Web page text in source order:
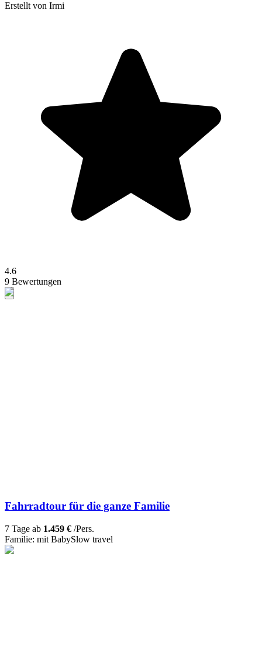
Erstellt von Irmi
4.6
9 Bewertungen
Fahrradtour für die ganze Familie
7 Tage ab 1.459 € /Pers.
Familie: mit BabySlow travel